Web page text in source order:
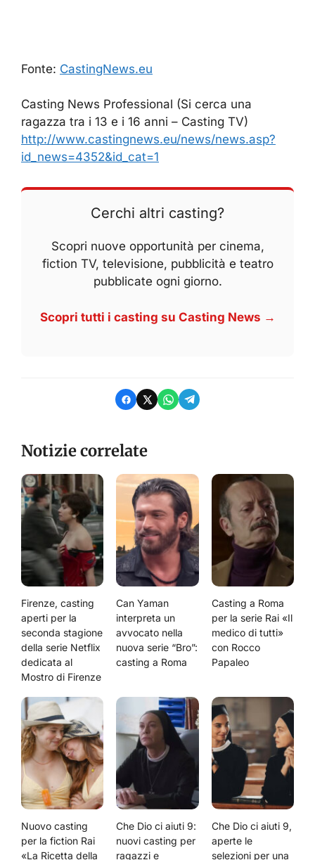
Fonte: CastingNews.eu
Casting News Professional (Si cerca una
ragazza tra i 13 e i 16 anni – Casting TV)
http://www.castingnews.eu/news/news.asp?
id_news=4352&id_cat=1
Cerchi altri casting?
Scopri nuove opportunità per cinema,
fiction TV, televisione, pubblicità e teatro
pubblicate ogni giorno.
Scopri tutti i casting su Casting News →
Notizie correlate
Firenze, casting
aperti per la
seconda stagione
della serie Netflix
dedicata al
Mostro di Firenze
Can Yaman
interpreta un
avvocato nella
nuova serie “Bro”:
casting a Roma
Casting a Roma
per la serie Rai «Il
medico di tutti»
con Rocco
Papaleo
Nuovo casting
per la fiction Rai
«La Ricetta della
Che Dio ci aiuti 9:
nuovi casting per
ragazzi e
Che Dio ci aiuti 9,
aperte le
selezioni per una